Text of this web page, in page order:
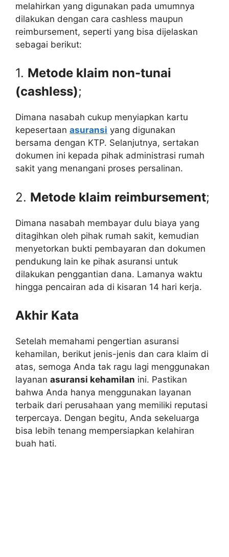
melahirkan yang digunakan pada umumnya
dilakukan dengan cara cashless maupun
reimbursement, seperti yang bisa dijelaskan
sebagai berikut:
1. Metode klaim non-tunai
(cashless);
Dimana nasabah cukup menyiapkan kartu
kepesertaan asuransi yang digunakan
bersama dengan KTP. Selanjutnya, sertakan
dokumen ini kepada pihak administrasi rumah
sakit yang menangani proses persalinan.
2. Metode klaim reimbursement;
Dimana nasabah membayar dulu biaya yang
ditagihkan oleh pihak rumah sakit, kemudian
menyetorkan bukti pembayaran dan dokumen
pendukung lain ke pihak asuransi untuk
dilakukan penggantian dana. Lamanya waktu
hingga pencairan ada di kisaran 14 hari kerja.
Akhir Kata
Setelah memahami pengertian asuransi
kehamilan, berikut jenis-jenis dan cara klaim di
atas, semoga Anda tak ragu lagi menggunakan
layanan asuransi kehamilan ini. Pastikan
bahwa Anda hanya menggunakan layanan
terbaik dari perusahaan yang memiliki reputasi
terpercaya. Dengan begitu, Anda sekeluarga
bisa lebih tenang mempersiapkan kelahiran
buah hati.